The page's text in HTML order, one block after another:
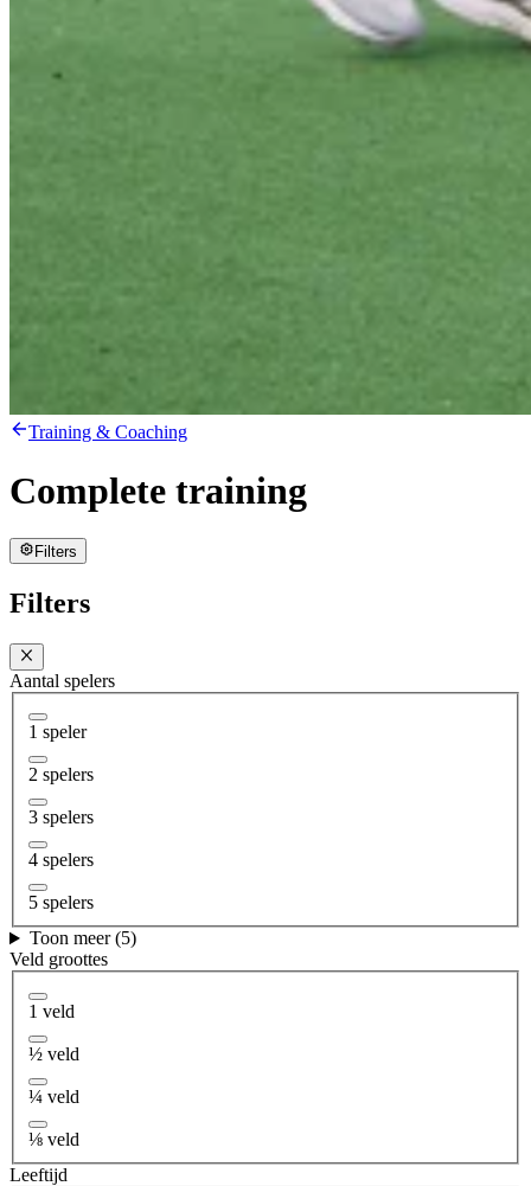
Training & Coaching
Complete training
Filters
Filters
Aantal spelers
1 speler
2 spelers
3 spelers
4 spelers
5 spelers
Toon meer (5)
Veld groottes
1 veld
½ veld
¼ veld
⅛ veld
Leeftijd